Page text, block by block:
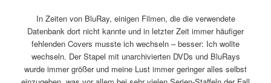
In Zeiten von BluRay, einigen Filmen, die die verwendete
Datenbank dort nicht kannte und in letzter Zeit immer häufiger
fehlenden Covers musste ich wechseln – besser: Ich wollte
wechseln. Der Stapel mit unarchivierten DVDs und BluRays
wurde immer größer und meine Lust immer geringer alles selbst